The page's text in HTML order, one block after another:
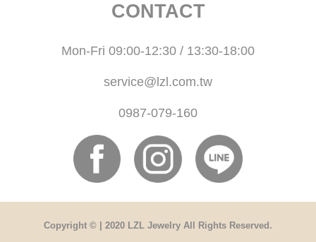
CONTACT
Mon-Fri 09:00-12:30 / 13:30-18:00
service@lzl.com.tw
0987-079-160
Copyright © | 2020 LZL Jewelry All Rights Reserved.